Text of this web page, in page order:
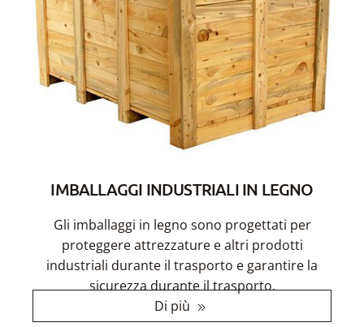
IMBALLAGGI INDUSTRIALI IN LEGNO
Gli imballaggi in legno sono progettati per
proteggere attrezzature e altri prodotti
industriali durante il trasporto e garantire la
sicurezza durante il trasporto.
Di più